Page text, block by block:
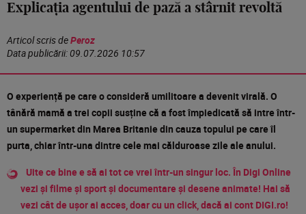
Explicația agentului de pază a stârnit revoltă
Articol scris dePeroz
Data publicării:09.07.2026 10:57
O experiență pe care o consideră umilitoare a devenit virală. O
tânără mamă a trei copii susține că a fost împiedicată să intre într-
un supermarket din Marea Britanie din cauza topului pe care îl
purta, chiar într-una dintre cele mai călduroase zile ale anului.
Uite ce bine e să ai tot ce vrei într-un singur loc. În Digi Online
vezi și filme și sport și documentare și desene animate! Hai să
vezi cât de ușor ai acces, doar cu un click, dacă ai cont DIGI.ro!